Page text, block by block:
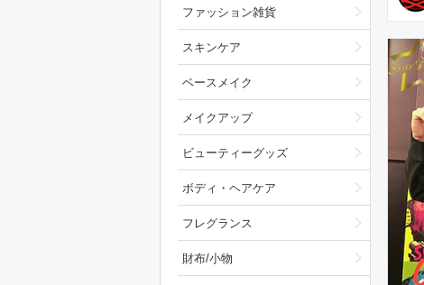
ファッション雑貨
スキンケア
ベースメイク
メイクアップ
ビューティーグッズ
ボディ・ヘアケア
フレグランス
財布/小物